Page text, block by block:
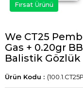
Fırsat Ürünü
​We CT25
Gas + 0.20gr
Balistik Gözlük